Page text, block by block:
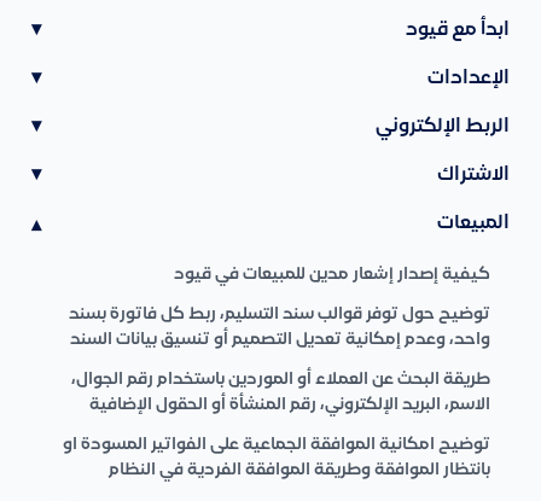
ابدأ مع قيود ▾
الإعدادات ▾
الربط الإلكتروني ▾
الاشتراك ▾
المبيعات ▾
كيفية إصدار إشعار مدين للمبيعات في قيود
توضيح حول توفر قوالب سند التسليم، ربط كل فاتورة بسند
واحد، وعدم إمكانية تعديل التصميم أو تنسيق بيانات السند
طريقة البحث عن العملاء أو الموردين باستخدام رقم الجوال،
الاسم، البريد الإلكتروني، رقم المنشأة أو الحقول الإضافية
توضيح امكانية الموافقة الجماعية على الفواتير المسودة او
بانتظار الموافقة وطريقة الموافقة الفردية في النظام